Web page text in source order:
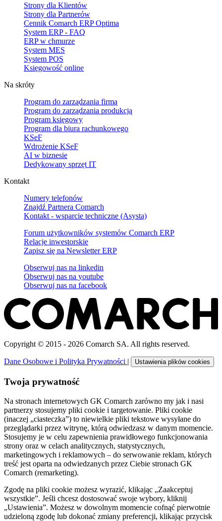
Strony dla Klientów
Strony dla Partnerów
Cennik Comarch ERP Optima
System ERP - FAQ
ERP w chmurze
System MES
System POS
Księgowość online
Na skróty
Program do zarządzania firmą
Program do zarządzania produkcją
Program księgowy
Program dla biura rachunkowego
KSeF
Wdrożenie KSeF
AI w biznesie
Dedykowany sprzęt IT
Kontakt
Numery telefonów
Znajdź Partnera Comarch
Kontakt - wsparcie techniczne (Asysta)
Forum użytkowników systemów Comarch ERP
Relacje inwestorskie
Zapisz się na Newsletter ERP
Obserwuj nas na linkedin
Obserwuj nas na youtube
Obserwuj nas na facebook
Copyright © 2015 - 2026 Comarch SA. All rights reserved.
Dane Osobowe i Polityka Prywatności | Ustawienia plików cookies
Twoja prywatność
Na stronach internetowych GK Comarch zarówno my jak i nasi
partnerzy stosujemy pliki cookie i targetowanie. Pliki cookie
(inaczej „ciasteczka”) to niewielkie pliki tekstowe wysyłane do
przeglądarki przez witrynę, którą odwiedzasz w danym momencie.
Stosujemy je w celu zapewnienia prawidłowego funkcjonowania
strony oraz w celach analitycznych, statystycznych,
marketingowych i reklamowych – do serwowanie reklam, których
treść jest oparta na odwiedzanych przez Ciebie stronach GK
Comarch (remarketing).
Zgodę na pliki cookie możesz wyrazić, klikając „Zaakceptuj
wszystkie”. Jeśli chcesz dostosować swoje wybory, kliknij
„Ustawienia”. Możesz w dowolnym momencie cofnąć pierwotnie
udzieloną zgodę lub dokonać zmiany preferencji, klikając przycisk